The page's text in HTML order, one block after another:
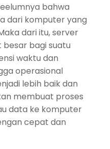
bahwa
dari komputer yang
dari itu, server
bagi suatu
waktu dan
operasional
lebih baik dan
membuat proses
data ke komputer
cepat dan